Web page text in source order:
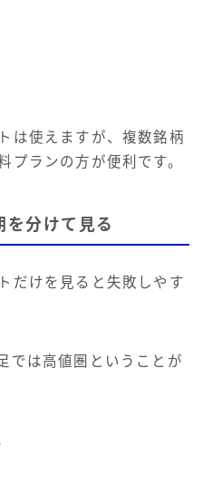
は使えますが、複数銘柄
プランの方が便利です。
を分けて見る
だけを見ると失敗しやす
では高値圏ということが